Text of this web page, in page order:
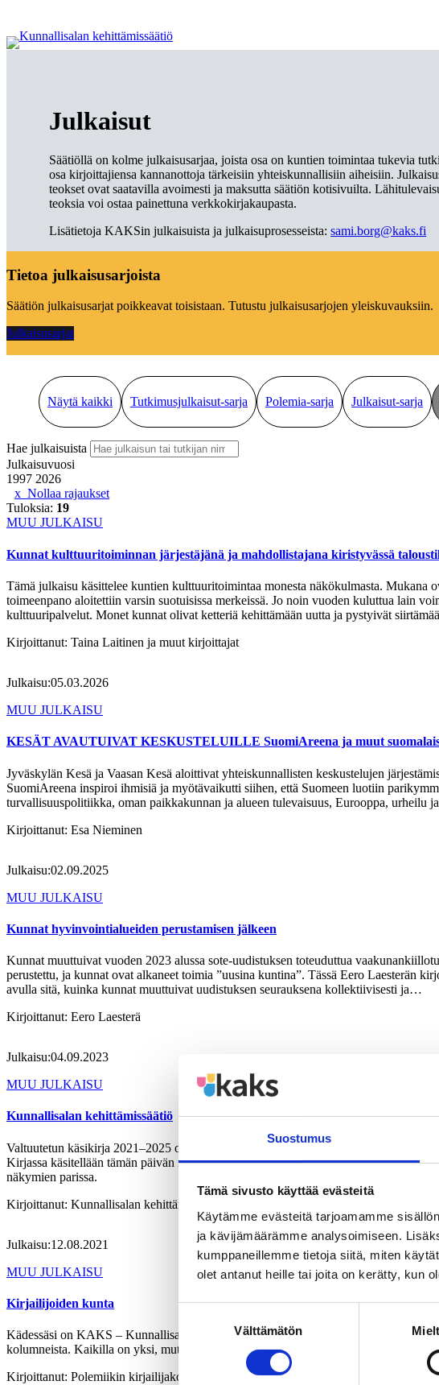
Suostumus
Tämä sivusto käyttää evästeitä
Käytämme evästeitä tarjoamamme
ja kävijämäärämme analysoimiseen.
kumppaneillemme tietoja siitä, miten
olet antanut heille tai joita on kerätty, kun
valinta
Välttämätön
Julkaisut
Säätiöllä on kolme julkaisusarjaa, joista osa on kuntien toimintaa tukevia
osa kirjoittajiensa kannanottoja tärkeisiin yhteiskunnallisiin aiheisiin.
teokset ovat saatavilla avoimesti ja maksutta säätiön kotisivuilta.
teoksia voi ostaa painettuna verkkokirjakaupasta.
Lisätietoja KAKSin julkaisuista ja julkaisuprosesseista:sami.borg@kaks.fi
Tietoa julkaisusarjoista
Säätiön julkaisusarjat poikkeavat toisistaan. Tutustu julkaisusarjojen yleiskuvauksiin.
Julkaisusarjat
Näytä kaikki Tutkimusjulkaisut-sarja Polemia-sarja Julkaisut-sarja
Hae julkaisuista
Julkaisuvuosi
1997 2026
Nollaa rajaukset
Tuloksia: 19
MUU JULKAISU
Kunnat kulttuuritoiminnan järjestäjänä ja mahdollistajana kiristyvässä
Tämä julkaisu käsittelee kuntien kulttuuritoimintaa monesta näkökulmasta. Mukana
toimeenpano aloitettiin varsin suotuisissa merkeissä. Jo noin vuoden kuluttua lain
kulttuuripalvelut. Monet kunnat olivat ketteriä kehittämään uutta ja pystyivät
Kirjoittanut: Taina Laitinen ja muut kirjoittajat
Julkaisu:05.03.2026
MUU JULKAISU
KESÄT AVAUTUIVAT KESKUSTELUILLE SuomiAreena ja muut
Jyväskylän Kesä ja Vaasan Kesä aloittivat yhteiskunnallisten keskustelujen
SuomiAreena inspiroi ihmisiä ja myötävaikutti siihen, että Suomeen luotiin
turvallisuuspolitiikka, oman paikkakunnan ja alueen tulevaisuus, Eurooppa, urheilu
Kirjoittanut: Esa Nieminen
Julkaisu:02.09.2025
MUU JULKAISU
Kunnat hyvinvointialueiden perustamisen jälkeen
Kunnat muuttuivat vuoden 2023 alussa sote-uudistuksen toteuduttua
perustettu, ja kunnat ovat alkaneet toimia ”uusina kuntina”. Tässä Eero Laesterän
avulla sitä, kuinka kunnat muuttuivat uudistuksen seurauksena kollektiivisesti ja…
Kirjoittanut: Eero Laesterä
Julkaisu:04.09.2023
MUU JULKAISU
Kunnallisalan kehittämissäätiö
Valtuutetun käsikirja 2021–2025 on tarkoitettu kaikille kaupunkien ja kuntien
Kirjassa käsitellään tämän päivän näkökulmasta myös ikiaikaisia kysymyksiä
näkymien parissa.
Kirjoittanut: Kunnallisalan kehittämissäätiö
Julkaisu:12.08.2021
MUU JULKAISU
Kirjailijoiden kunta
Kädessäsi on KAKS – Kunnallisalan kehittämissäätiön 30-vuotisen taipaleen iloksi
kolumneista. Kaikilla on yksi, mutta huikean monimuotoinen aihe: suomalainen
Kirjoittanut: Polemiikin kirjailijakolumnistit